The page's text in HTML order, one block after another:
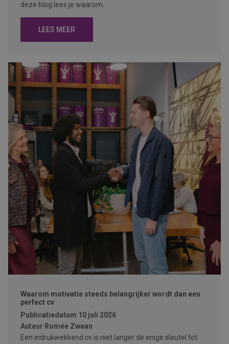
deze blog lees je waarom.
LEES MEER
Waarom motivatie steeds belangrijker wordt dan een
perfect cv
Publicatiedatum 10 juli 2026
Auteur Romée Zwaan
Een indrukwekkend cv is niet langer de enige sleutel tot